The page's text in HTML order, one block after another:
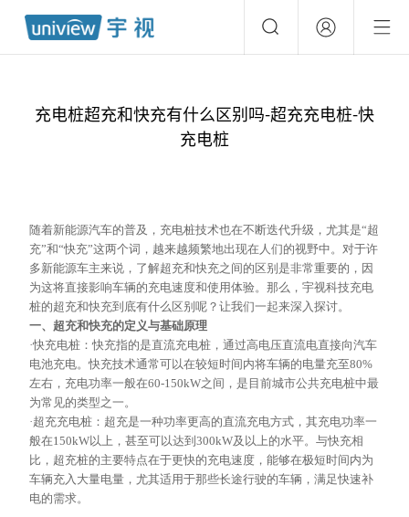
充电桩超充和快充有什么区别吗-超充充电桩-快
充电桩
随着新能源汽车的普及，充电桩技术也在不断迭代升级，尤其是“超
充”和“快充”这两个词，越来越频繁地出现在人们的视野中。对于许
多新能源车主来说，了解超充和快充之间的区别是非常重要的，因
为这将直接影响车辆的充电速度和使用体验。那么，宇视科技充电
桩的超充和快充到底有什么区别呢？让我们一起来深入探讨。
一、超充和快充的定义与基础原理
·快充电桩：快充指的是直流充电桩，通过高电压直流电直接向汽车
电池充电。快充技术通常可以在较短时间内将车辆的电量充至80%
左右，充电功率一般在60-150kW之间，是目前城市公共充电桩中最
为常见的类型之一。
·超充充电桩：超充是一种功率更高的直流充电方式，其充电功率一
般在150kW以上，甚至可以达到300kW及以上的水平。与快充相
比，超充桩的主要特点在于更快的充电速度，能够在极短时间内为
车辆充入大量电量，尤其适用于那些长途行驶的车辆，满足快速补
电的需求。